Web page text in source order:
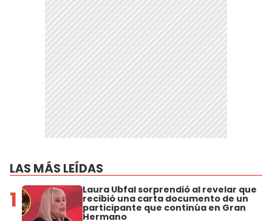
LAS MÁS LEÍDAS
1 Laura Ubfal sorprendió al revelar que
recibió una carta documento de un
participante que continúa en Gran
Hermano